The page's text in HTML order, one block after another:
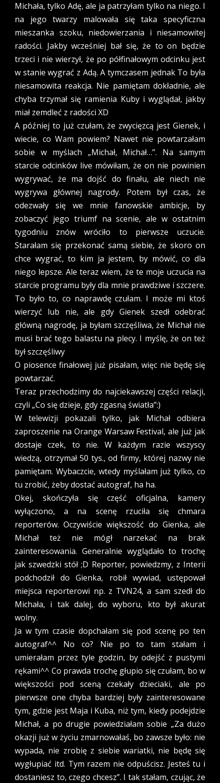
Michała, tylko Adę, ale ja patrzyłam tylko na niego. I
na jego twarzy malowała się taka specyficzna
mieszanka szoku, niedowierzania i niesamowitej
radości. Jakby wcześniej bał się, że to on będzie
trzeci i nie wierzył, że po półfinałowym odcinku jest
w stanie wygrać z Adą. A tymczasem jednak To była
niesamowita reakcja. Nie pamiętam dokładnie, ale
chyba trzymał się ramienia Kuby i wyglądał, jakby
miał zemdleć z radości XD
A później to już czułam, że zwycięzcą jest Gienek, i
wiecie, co Wam powiem? Nawet nie powtarzałam
sobie w myślach „Michał, Michał…”. Na samym
starcie odcinków live mówiłam, że on nie powinien
wygrywać, że ma dojść do finału, ale niech nie
wygrywa głównej nagrody. Potem był czas, że
odezwały się we mnie fanowskie ambicje, by
zobaczyć jego triumf na scenie, ale w ostatnim
tygodniu znów wróciło to pierwsze uczucie.
Starałam się przekonać samą siebie, że skoro on
chce wygrać, to kim ja jestem, by mówić, co dla
niego lepsze. Ale teraz wiem, że te moje uczucia na
starcie programu były dla mnie prawdziwe i szczere.
To było to, co naprawdę czułam. I może mi ktoś
wierzyć lub nie, ale gdy Gienek szedł odebrać
główną nagrodę, ja byłam szczęśliwa, że Michał nie
musi brać tego balastu na plecy. I myślę, że on też
był szczęśliwy
O piosence finałowej już pisałam, więc nie będę się
powtarzać.
Teraz przechodzimy do najciekawszej części relacji,
czyli „Co się dzieje, gdy zgasną światła”:)
W telewizji pokazali tylko, jak Michał odbiera
zaproszenie na Orange Warsaw Festival, ale już jak
dostaje czek, to nie. W każdym razie wszyscy
wiedzą, otrzymał 50 tys., od firmy, której nazwy nie
pamiętam. Wybaczcie, wtedy myślałam już tylko, co
tu zrobić, żeby dostać autograf, ha ha.
Okej, skończyła się część oficjalna, kamery
wyłączono, a na scenę rzuciła się chmara
reporterów. Oczywiście większość do Gienka, ale
Michał też nie mógł narzekać na brak
zainteresowania. Generalnie wyglądało to trochę
jak szwedzki stół ;D Reporter, powiedzmy, z Interii
podchodził do Gienka, robił wywiad, ustępował
miejsca reporterowi np. z TVN24, a sam szedł do
Michała, i tak dalej, do wyboru, kto był akurat
wolny.
Ja w tym czasie dopchałam się pod scenę po ten
autograf^^ No co? Nie po to tam stałam i
umierałam przez tyle godzin, by odejść z pustymi
rękami^^ Co prawda trochę głupio się czułam, bo w
większości pod sceną czekały dzieciaki, ale po
pierwsze one chyba bardziej były zainteresowane
tym, gdzie jest Maja i Kuba, niż tym, kiedy podejdzie
Michał, a po drugie powiedziałam sobie „Za dużo
okazji już w życiu zmarnowałaś, bo zawsze było: nie
wypada, nie zrobię z siebie wariatki, nie będę się
wygłupiać itd. Tym razem nie odpuścisz. Jesteś tu i
dostaniesz to, czego chcesz”. I tak stałam, czując, że